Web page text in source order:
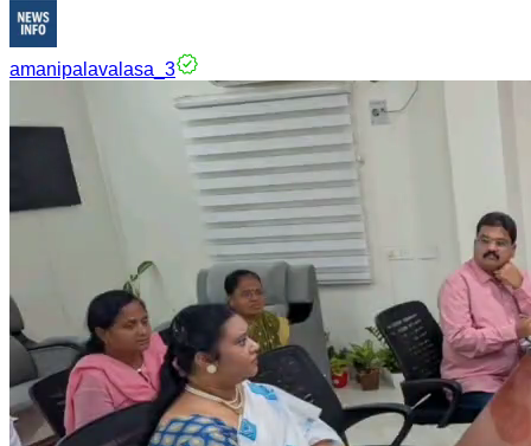
amanipalavalasa_3